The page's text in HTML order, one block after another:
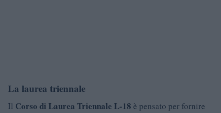
La laurea triennale
Il Corso di Laurea Triennale L-18 è pensato per fornire